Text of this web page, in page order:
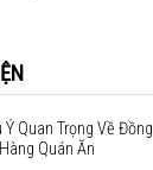
Ý Quan Trọng Về Đồng
Quán Ăn